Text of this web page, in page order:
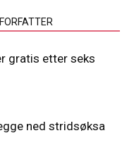
gratis etter seks
ned stridsøksa